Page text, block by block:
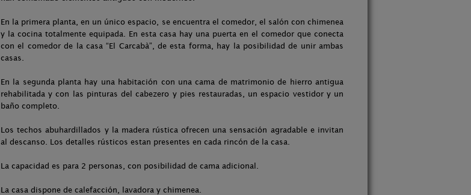
En la primera planta, en un único espacio, se encuentra el comedor, el salón con chimenea
y la cocina totalmente equipada. En esta casa hay una puerta en el comedor que conecta
con el comedor de la casa “El Carcabà”, de esta forma, hay la posibilidad de unir ambas
casas.
En la segunda planta hay una habitación con una cama de matrimonio de hierro antigua
rehabilitada y con las pinturas del cabezero y pies restauradas, un espacio vestidor y un
baño completo.
Los techos abuhardillados y la madera rústica ofrecen una sensación agradable e invitan
al descanso. Los detalles rústicos estan presentes en cada rincón de la casa.
La capacidad es para 2 personas, con posibilidad de cama adicional.
La casa dispone de calefacción, lavadora y chimenea.